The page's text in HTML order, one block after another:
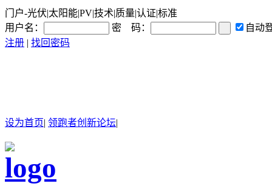
门户-光伏|太阳能|PV|技术|质量|认证|标准
用户名：
密 码：
自动
注册 | 找回密码
设为首页| 领跑者创新论坛|